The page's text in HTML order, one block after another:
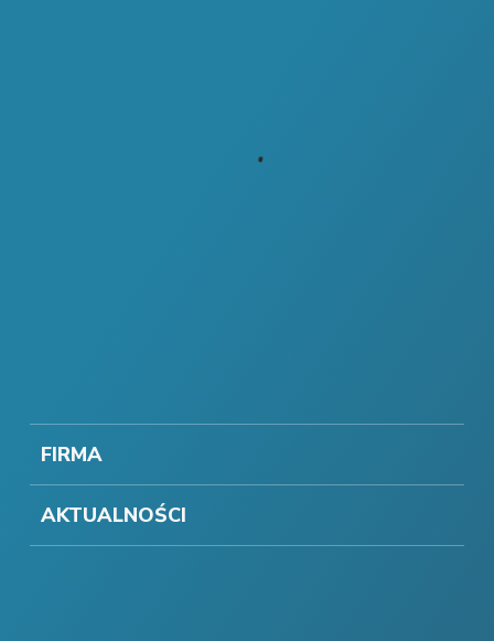
FIRMA
AKTUALNOŚCI